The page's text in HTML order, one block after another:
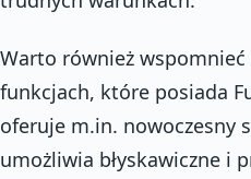
Warto również wspomnieć
funkcjach, które posiada
oferuje m.in. nowoczesny
umożliwia błyskawiczne i